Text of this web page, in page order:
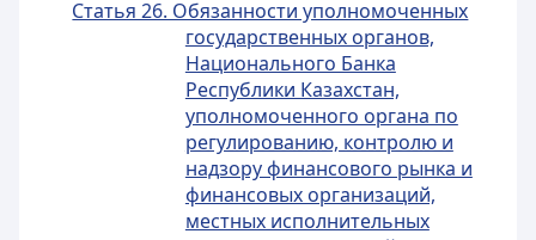
Статья 26. Обязанности уполномоченных
государственных органов,
Национального Банка
Республики Казахстан,
уполномоченного органа по
регулированию, контролю и
надзору финансового рынка и
финансовых организаций,
местных исполнительных